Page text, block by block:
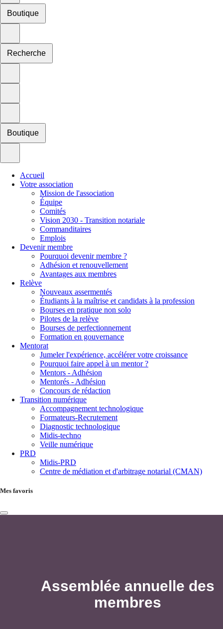
Boutique
Recherche
Boutique
Accueil
Votre association
Mission de l'association
Équipe
Comités
Vision 2030 - Transition notariale
Commanditaires
Emplois
Devenir membre
Pourquoi devenir membre ?
Adhésion et renouvellement
Avantages aux membres
Relève
Nouveaux assermentés
Étudiants à la maîtrise et candidats à la profession
Bourses en pratique non solo
Pilotes de la relève
Bourses de perfectionnement
Formation en gouvernance
Mentorat
Jumeler l'expérience, accélérer votre croissance
Pourquoi faire appel à un mentor ?
Mentors - Adhésion
Mentorés - Adhésion
Concours de rédaction
Transition numérique
Accompagnement technologique
Formateurs-Recrutement
Diagnostic technologique
Midis-techno
Veille numérique
PRD
Midis-PRD
Centre de médiation et d'arbitrage notarial (CMAN)
Mes favoris
Assemblée annuelle des
membres